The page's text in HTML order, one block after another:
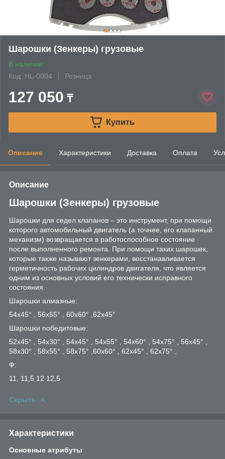
Шарошки (Зенкеры) грузовые
В наличии
Код: HL-0004
Розница
127 050 ₸
Купить
Описание Характеристики Доставка Оплата
Описание
Шарошки (Зенкеры) грузовые
Шарошки для седел клапанов – это инструмент, при помощи
которого автомобильный двигатель (а точнее, его клапанный
механизм) возвращается в работоспособное состояние
после выполненного ремонта. При помощи таких шарошек,
которые также называют зенкерами, восстанавливается
герметичность рабочих цилиндров двигателя, что является
одним из основных условий его технически исправного
состояния.
Шарошки алмазные:
54х45° , 56х55° , 60х60° ,62х45°
Шарошки победитовые:
52х45° , 54х30° , 54х45° , 54х55° , 54х60° , 54х75° , 56х45° ,
58х30° , 58х55° , 58х75° ,60х60° , 62х45° , 62х75° ,
Ф:
11, 11,5 12 12,5
Скрыть
Характеристики
Основные атрибуты